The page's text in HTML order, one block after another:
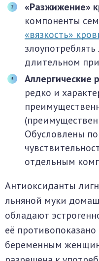
«Разжижение»
компоненты
«вязкость»
длительном
Аллергические
редко и
Обусловлены
отдельным
Антиоксиданты
льняной муки
обладают
её
беременным